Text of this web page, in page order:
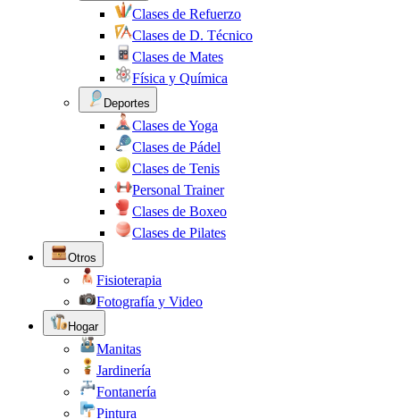
Clases de Refuerzo
Clases de D. Técnico
Clases de Mates
Física y Química
Deportes
Clases de Yoga
Clases de Pádel
Clases de Tenis
Personal Trainer
Clases de Boxeo
Clases de Pilates
Otros
Fisioterapia
Fotografía y Video
Hogar
Manitas
Jardinería
Fontanería
Pintura